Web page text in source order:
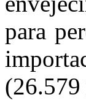
para